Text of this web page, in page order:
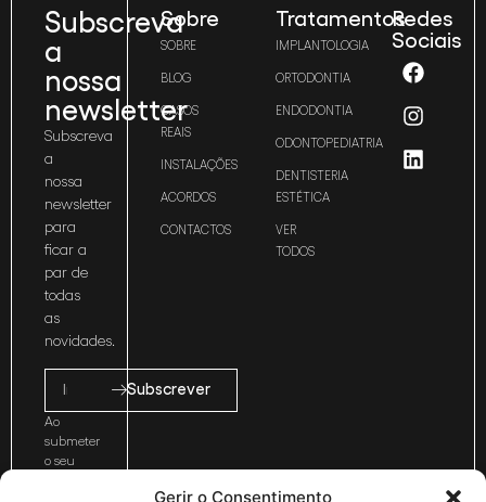
Gerir o Consentimento
Subscreva
a
nossa
newsletter
Subscreva
a
nossa
newsletter
para
ficar a
par de
todas
as
novidades.
Subscrever
Ao
submeter
o seu
Sobre
SOBRE
BLOG
CASOS
REAIS
INSTALAÇÕES
ACORDOS
CONTACTOS
Tratamentos
IMPLANTOLOGIA
ORTODONTIA
ENDODONTIA
ODONTOPEDIATRIA
DENTISTERIA
ESTÉTICA
VER
TODOS
Redes
Sociais